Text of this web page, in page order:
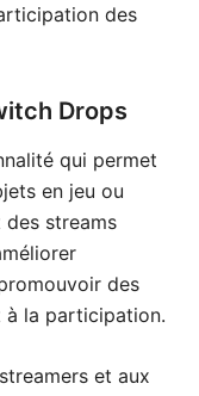
des
Drops
qui permet
en jeu ou
des streams
des
à la participation.
et aux